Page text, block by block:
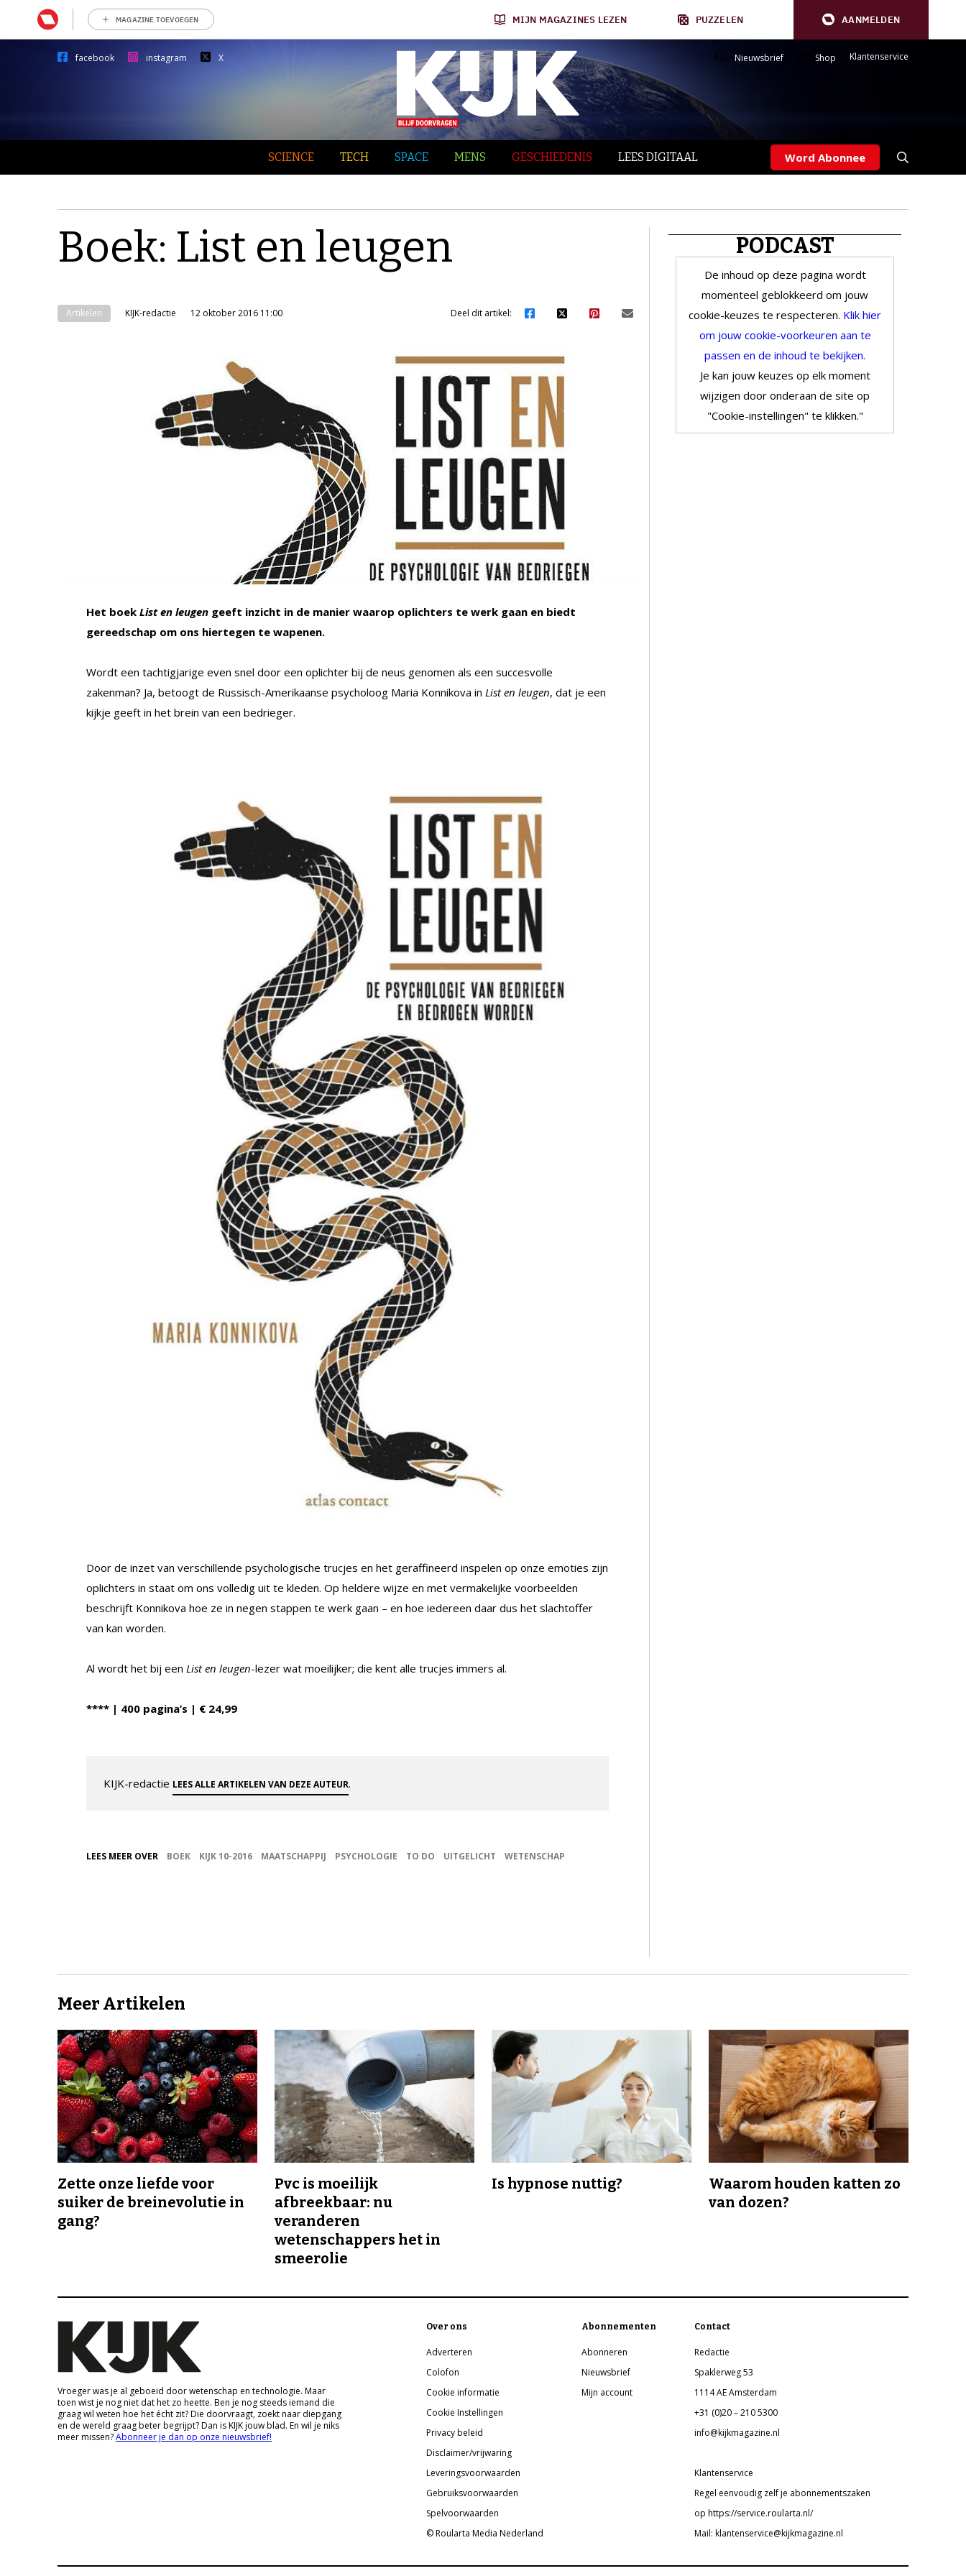
MAGAZINE TOEVOEGEN MIJN MAGAZINES LEZEN PUZZELEN AANMELDEN
facebook instagram X Nieuwsbrief Shop Klantenservice
SCIENCE TECH SPACE MENS GESCHIEDENIS LEES DIGITAAL Word Abonnee
Boek: List en leugen
Artikelen KIJK-redactie 12 oktober 2016 11:00 Deel dit artikel:
Het boek List en leugen geeft inzicht in de manier waarop oplichters te werk gaan en biedt
gereedschap om ons hiertegen te wapenen.
Wordt een tachtigjarige even snel door een oplichter bij de neus genomen als een succesvolle
zakenman? Ja, betoogt de Russisch-Amerikaanse psycholoog Maria Konnikova in List en leugen, dat je een
kijkje geeft in het brein van een bedrieger.
Door de inzet van verschillende psychologische trucjes en het geraffineerd inspelen op onze emoties zijn
oplichters in staat om ons volledig uit te kleden. Op heldere wijze en met vermakelijke voorbeelden
beschrijft Konnikova hoe ze in negen stappen te werk gaan – en hoe iedereen daar dus het slachtoffer
van kan worden.
Al wordt het bij een List en leugen-lezer wat moeilijker; die kent alle trucjes immers al.
**** | 400 pagina’s | € 24,99
KIJK-redactie LEES ALLE ARTIKELEN VAN DEZE AUTEUR.
LEES MEER OVER BOEK KIJK 10-2016 MAATSCHAPPIJ PSYCHOLOGIE TO DO UITGELICHT WETENSCHAP
PODCAST
De inhoud op deze pagina wordt
momenteel geblokkeerd om jouw
cookie-keuzes te respecteren. Klik hier
om jouw cookie-voorkeuren aan te
passen en de inhoud te bekijken.
Je kan jouw keuzes op elk moment
wijzigen door onderaan de site op
"Cookie-instellingen" te klikken."
Meer Artikelen
Zette onze liefde voor
suiker de breinevolutie in
gang?
Pvc is moeilijk
afbreekbaar: nu
veranderen
wetenschappers het in
smeerolie
Is hypnose nuttig?
Waarom houden katten zo
van dozen?
Vroeger was je al geboeid door wetenschap en technologie. Maar
toen wist je nog niet dat het zo heette. Ben je nog steeds iemand die
graag wil weten hoe het écht zit? Die doorvraagt, zoekt naar diepgang
en de wereld graag beter begrijpt? Dan is KIJK jouw blad. En wil je niks
meer missen?Abonneer je dan op onze nieuwsbrief!
Over ons
Adverteren
Colofon
Cookie informatie
Cookie Instellingen
Privacy beleid
Disclaimer/vrijwaring
Leveringsvoorwaarden
Gebruiksvoorwaarden
Spelvoorwaarden
© Roularta Media Nederland
Abonnementen
Abonneren
Nieuwsbrief
Mijn account
Contact
Redactie
Spaklerweg 53
1114 AE Amsterdam
+31 (0)20 – 210 5300
info@kijkmagazine.nl
Klantenservice
Regel eenvoudig zelf je abonnementszaken
op https://service.roularta.nl/
Mail: klantenservice@kijkmagazine.nl